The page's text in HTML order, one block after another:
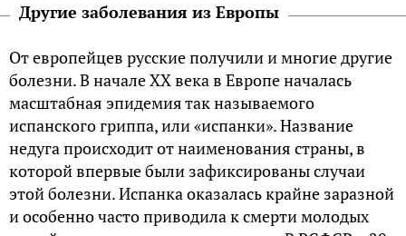
Другие заболевания из Европы
От европейцев русские получили и многие другие
болезни. В начале XX века в Европе началась
масштабная эпидемия так называемого
испанского гриппа, или «испанки». Название
недуга происходит от наименования страны, в
которой впервые были зафиксированы случаи
этой болезни. Испанка оказалась крайне заразной
и особенно часто приводила к смерти молодых